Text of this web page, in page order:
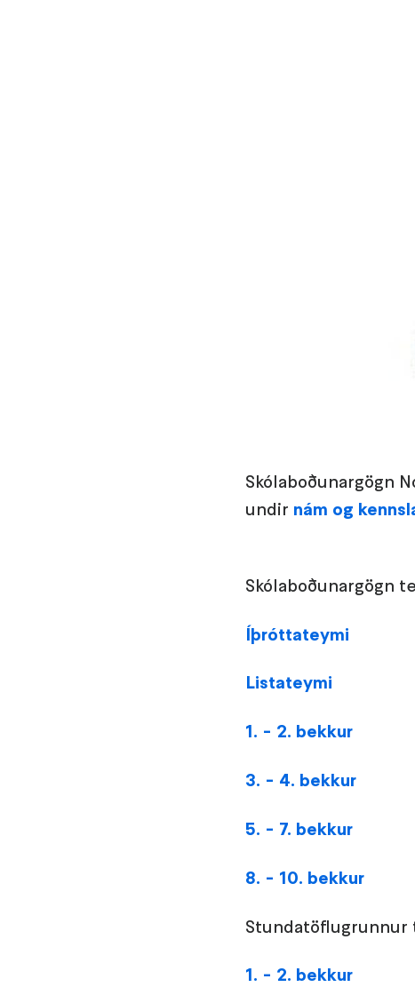
Skólaboðunargögn
undir nám og
Skólaboðunargögn
Íþróttateymi
Listateymi
1. - 2. bekkur
3. - 4. bekkur
5. - 7. bekkur
8. - 10. bekkur
Stundatöflugrunnur
1. - 2. bekkur